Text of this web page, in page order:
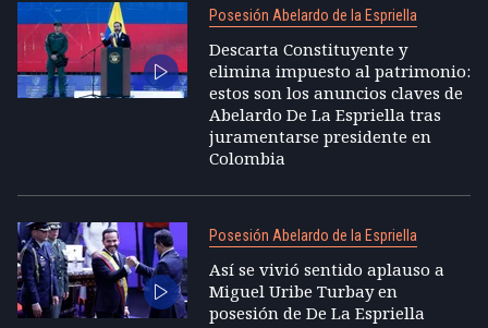
Posesión Abelardo de la Espriella
Descarta Constituyente y
elimina impuesto al patrimonio:
estos son los anuncios claves de
Abelardo De La Espriella tras
juramentarse presidente en
Colombia
Posesión Abelardo de la Espriella
Así se vivió sentido aplauso a
Miguel Uribe Turbay en
posesión de De La Espriella